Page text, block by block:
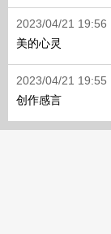
2023/04/21 19:56
美的心灵
2023/04/21 19:55
创作感言